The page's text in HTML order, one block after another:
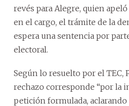
revés para Alegre, quien
en el cargo, el trámite de la
espera una sentencia por
electoral.
Según lo resuelto por el TEC,
rechazo corresponde “por la
petición formulada, aclarando